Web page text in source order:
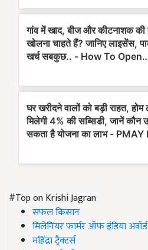
#Top on Krishi Jagran
सफल किसान
मिलेनियर फार्मर ऑफ इंडिया अवॉर्ड
महिंद्रा ट्रैक्टर्स